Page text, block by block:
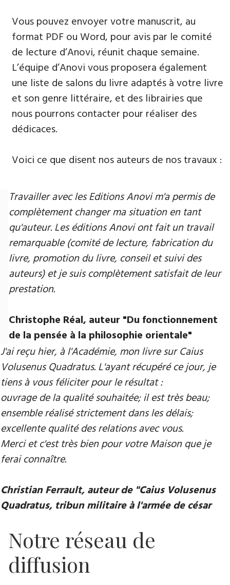
Vous pouvez envoyer votre manuscrit, au
format PDF ou Word, pour avis par le comité
de lecture d’Anovi, réunit chaque semaine.
L’équipe d’Anovi vous proposera également
une liste de salons du livre adaptés à votre livre
et son genre littéraire, et des librairies que
nous pourrons contacter pour réaliser des
dédicaces.
Voici ce que disent nos auteurs de nos travaux :
Travailler avec les Editions Anovi m'a permis de
complètement changer ma situation en tant
qu'auteur. Les éditions Anovi ont fait un travail
remarquable (comité de lecture, fabrication du
livre, promotion du livre, conseil et suivi des
auteurs) et je suis complètement satisfait de leur
prestation.
Christophe Réal, auteur ​"Du fonctionnement
de la pensée à la philosophie orientale"
J'ai reçu hier, à l'Académie, mon livre sur Caius
Volusenus Quadratus. L'ayant récupéré ce jour, je
tiens à vous féliciter pour le résultat :
ouvrage de la qualité souhaitée; il est très beau;
ensemble réalisé strictement dans les délais;
excellente qualité des relations avec vous.
Merci et c'est très bien pour votre Maison que je
ferai connaître.
Christian Ferrault, auteur de "Caius Volusenus
Quadratus, tribun militaire à l'armée de césar
Notre réseau de
diffusion